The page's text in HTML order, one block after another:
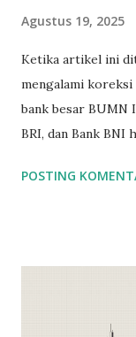
Agustus 19, 2025
Ketika artikel ini
mengalami koreksi
bank besar BUMN
BRI, dan Bank BNI
Bank swasta
dahulu, dividen
POSTING